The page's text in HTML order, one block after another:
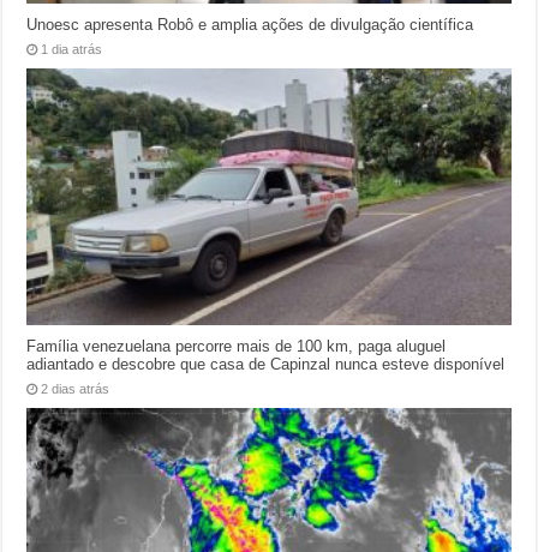
Unoesc apresenta Robô e amplia ações de divulgação científica
1 dia atrás
Família venezuelana percorre mais de 100 km, paga aluguel
adiantado e descobre que casa de Capinzal nunca esteve disponível
2 dias atrás